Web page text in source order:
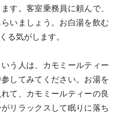
す。客室乗務員に頼んで、
いましょう。お白湯を飲む
る気がします。
う人は、カモミールティー
してみてください。お湯を
て、カモミールティーの良
リラックスして眠りに落ち